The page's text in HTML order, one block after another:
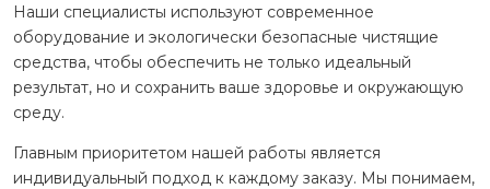
Наши специалисты используют современное
оборудование и экологически безопасные чистящие
средства, чтобы обеспечить не только идеальный
результат, но и сохранить ваше здоровье и окружающую
среду.
Главным приоритетом нашей работы является
индивидуальный подход к каждому заказу. Мы понимаем,